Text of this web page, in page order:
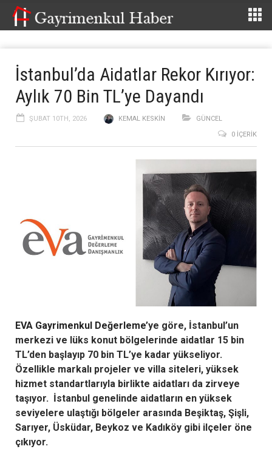
İstanbul’da Aidatlar Rekor Kırıyor:
Aylık 70 Bin TL’ye Dayandı
ŞUBAT 10TH, 2026 KEMAL KESKIN
GÜNCEL
0 İÇERIK
EVA Gayrimenkul Değerleme’ye göre, İstanbul’un
merkezi ve lüks konut bölgelerinde aidatlar 15 bin
TL’den başlayıp 70 bin TL’ye kadar yükseliyor.
Özellikle markalı projeler ve villa siteleri, yüksek
hizmet standartlarıyla birlikte aidatları da zirveye
taşıyor. İstanbul genelinde aidatların en yüksek
seviyelere ulaştığı bölgeler arasında Beşiktaş, Şişli,
Sarıyer, Üsküdar, Beykoz ve Kadıköy gibi ilçeler öne
çıkıyor.